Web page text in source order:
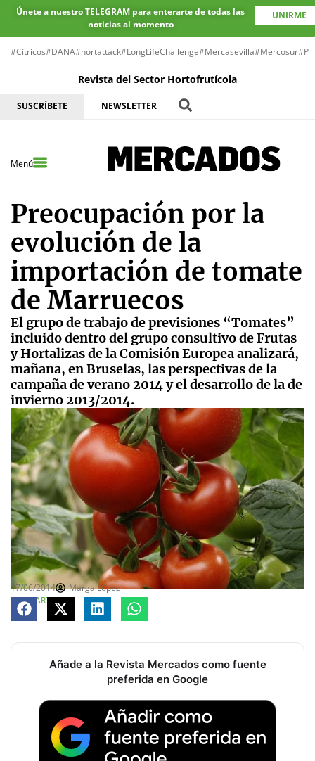
Únete a nuestro TELEGRAM para enterarte de todas las
noticias al momento
UNIRME
#Cítricos#DANA#hortattack#LongLifeChallenge#Mercasevilla#Mercosur
Revista del Sector Hortofrutícola
SUSCRÍBETE NEWSLETTER
Menú
Preocupación por la
evolución de la
importación de tomate
de Marruecos
El grupo de trabajo de previsiones “Tomates”
incluido dentro del grupo consultivo de Frutas
y Hortalizas de la Comisión Europea analizará,
mañana, en Bruselas, las perspectivas de la
campaña de verano 2014 y el desarrollo de la de
invierno 2013/2014.
17/06/2014
Marga López
COMPARTE
Añade a la Revista Mercados como fuente
preferida en Google